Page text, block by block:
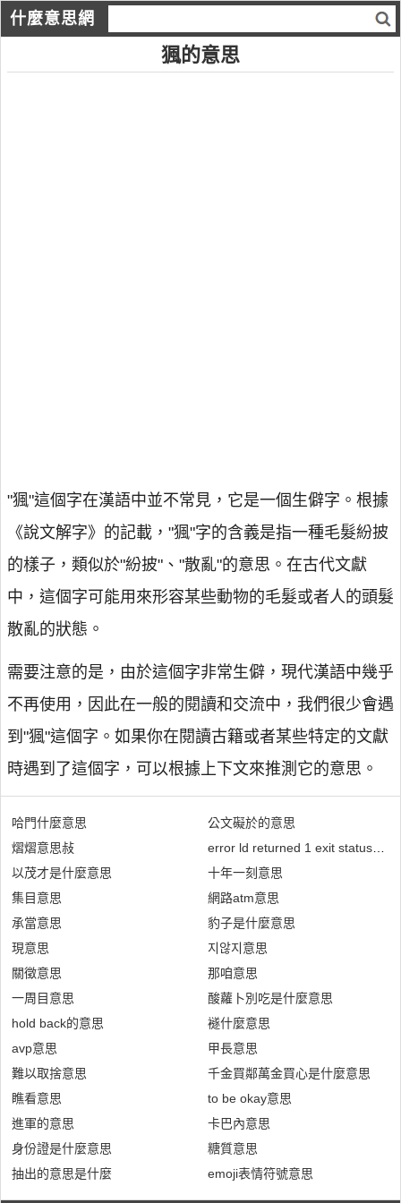
什麼意思網
猦的意思
"猦"這個字在漢語中並不常見，它是一個生僻字。根據
《說文解字》的記載，"猦"字的含義是指一種毛髮紛披
的樣子，類似於"紛披"、"散亂"的意思。在古代文獻
中，這個字可能用來形容某些動物的毛髮或者人的頭髮
散亂的狀態。
需要注意的是，由於這個字非常生僻，現代漢語中幾乎
不再使用，因此在一般的閱讀和交流中，我們很少會遇
到"猦"這個字。如果你在閱讀古籍或者某些特定的文獻
時遇到了這個字，可以根據上下文來推測它的意思。
哈門什麼意思
熠熠意思敊
以茂才是什麼意思
集目意思
承當意思
現意思
關徵意思
一周目意思
hold back的意思
avp意思
難以取捨意思
瞧看意思
進軍的意思
身份證是什麼意思
抽出的意思是什麼
公文礙於的意思
error ld returned 1 exit status什麼
十年一刻意思
網路atm意思
豹子是什麼意思
지않지意思
那咱意思
酸蘿卜別吃是什麼意思
襚什麼意思
甲長意思
千金買鄰萬金買心是什麼意思
to be okay意思
卡巴內意思
糖質意思
emoji表情符號意思